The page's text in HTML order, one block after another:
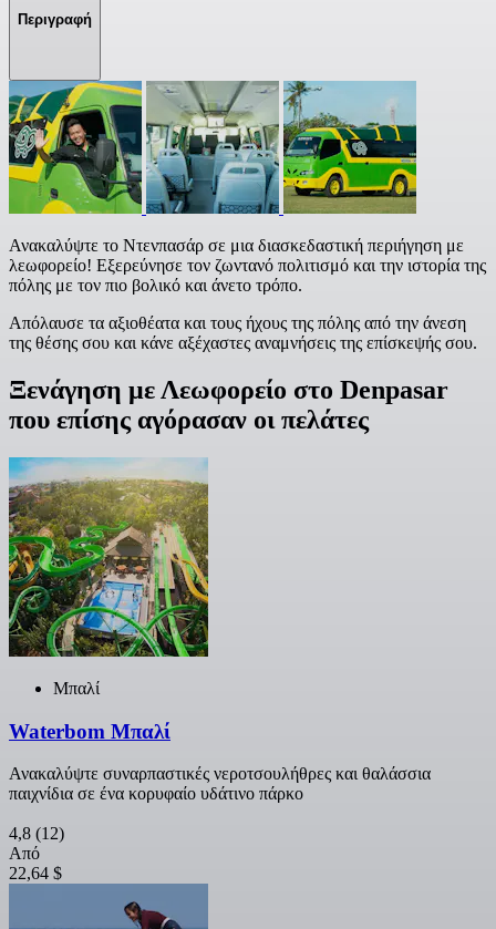
Περιγραφή
Ανακαλύψτε το Ντενπασάρ σε μια διασκεδαστική περιήγηση με
λεωφορείο! Εξερεύνησε τον ζωντανό πολιτισμό και την ιστορία της
πόλης με τον πιο βολικό και άνετο τρόπο.
Απόλαυσε τα αξιοθέατα και τους ήχους της πόλης από την άνεση
της θέσης σου και κάνε αξέχαστες αναμνήσεις της επίσκεψής σου.
Ξενάγηση με Λεωφορείο στο Denpasar
που επίσης αγόρασαν οι πελάτες
Μπαλί
Waterbom Μπαλί
Ανακαλύψτε συναρπαστικές νεροτσουλήθρες και θαλάσσια
παιχνίδια σε ένα κορυφαίο υδάτινο πάρκο
4,8 (12)
Από
22,64 $